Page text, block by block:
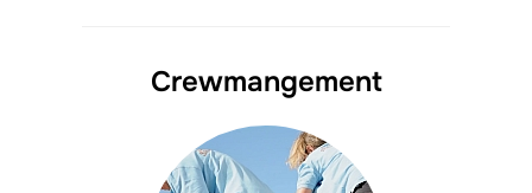
Crewmangement